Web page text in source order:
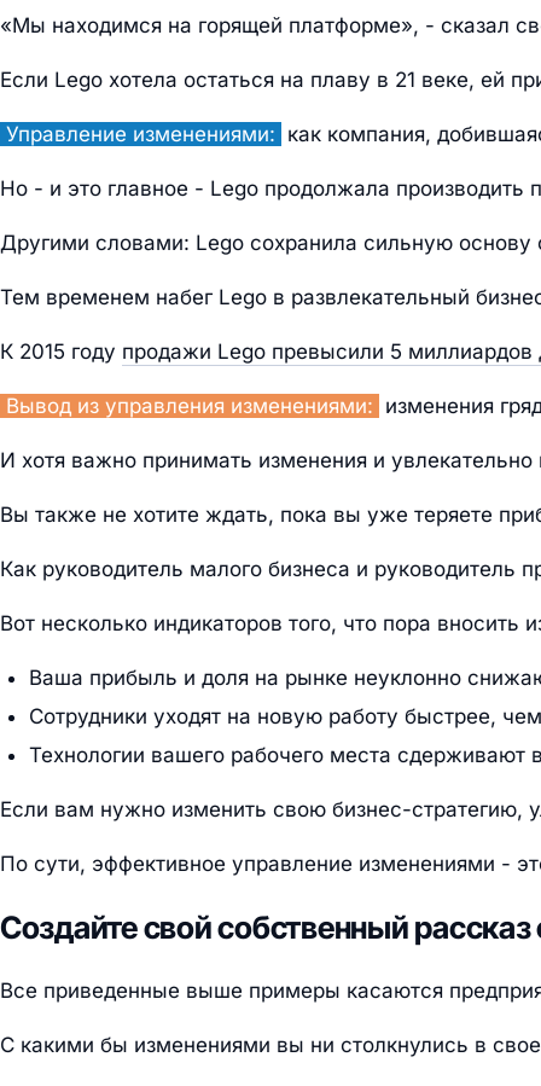
«Мы находимся на горящей платформе», - сказал
Если Lego хотела остаться на плаву в 21 веке, ей
Управление изменениями: как компания,
Но - и это главное - Lego продолжала
Другими словами: Lego сохранила сильную основу
Тем временем набег Lego в развлекательный
К 2015 году продажи Lego превысили 5 миллиардов
Вывод из управления изменениями: изменения
И хотя важно принимать изменения и
Вы также не хотите ждать, пока вы уже теряете
Как руководитель малого бизнеса и
Вот несколько индикаторов того, что пора вносить
Ваша прибыль и доля на рынке неуклонно
Сотрудники уходят на новую работу быстрее,
Технологии вашего рабочего места
Если вам нужно изменить свою бизнес-стратегию,
По сути, эффективное управление изменениями -
Создайте свой собственный
Все приведенные выше примеры касаются
С какими бы изменениями вы ни столкнулись в